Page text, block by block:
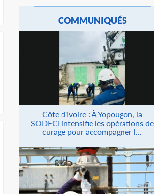
COMMUNIQUÉS
Côte d'Ivoire : À Yopougon, la
SODECI intensifie les opérations de
curage pour accompagner l...